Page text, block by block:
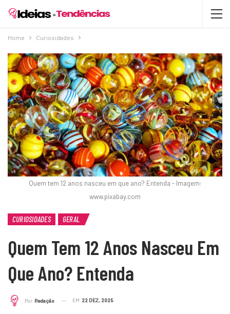
Home Curiosidades
Quem tem 12 anos nasceu em que ano? Entenda - Imagem:
www.pixabay.com
CURIOSIDADES GERAL
Quem Tem 12 Anos Nasceu Em
Que Ano? Entenda
Por Redação EM 22 DEZ, 2025